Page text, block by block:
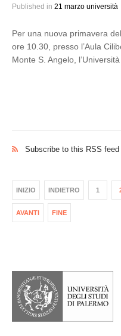
Published in 21 marzo università
Per una nuova primavera
ore 10.30, presso l’Aula
Monte S. Angelo,
Subscribe to this RSS feed
INIZIO INDIETRO 1
AVANTI FINE